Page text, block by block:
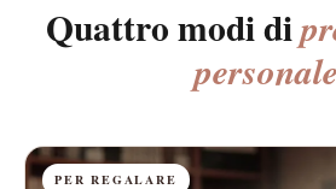
Quattro modi di
PER REGALARE